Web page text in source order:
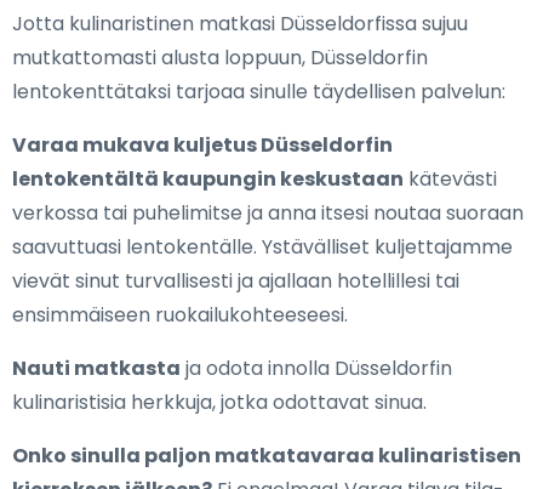
Jotta kulinaristinen matkasi Düsseldorfissa sujuu
mutkattomasti alusta loppuun, Düsseldorfin
lentokenttätaksi tarjoaa sinulle täydellisen palvelun:
Varaa mukava kuljetus Düsseldorfin
lentokentältä kaupungin keskustaan kätevästi
verkossa tai puhelimitse ja anna itsesi noutaa suoraan
saavuttuasi lentokentälle. Ystävälliset kuljettajamme
vievät sinut turvallisesti ja ajallaan hotellillesi tai
ensimmäiseen ruokailukohteeseesi.
Nauti matkasta ja odota innolla Düsseldorfin
kulinaristisia herkkuja, jotka odottavat sinua.
Onko sinulla paljon matkatavaraa kulinaristisen